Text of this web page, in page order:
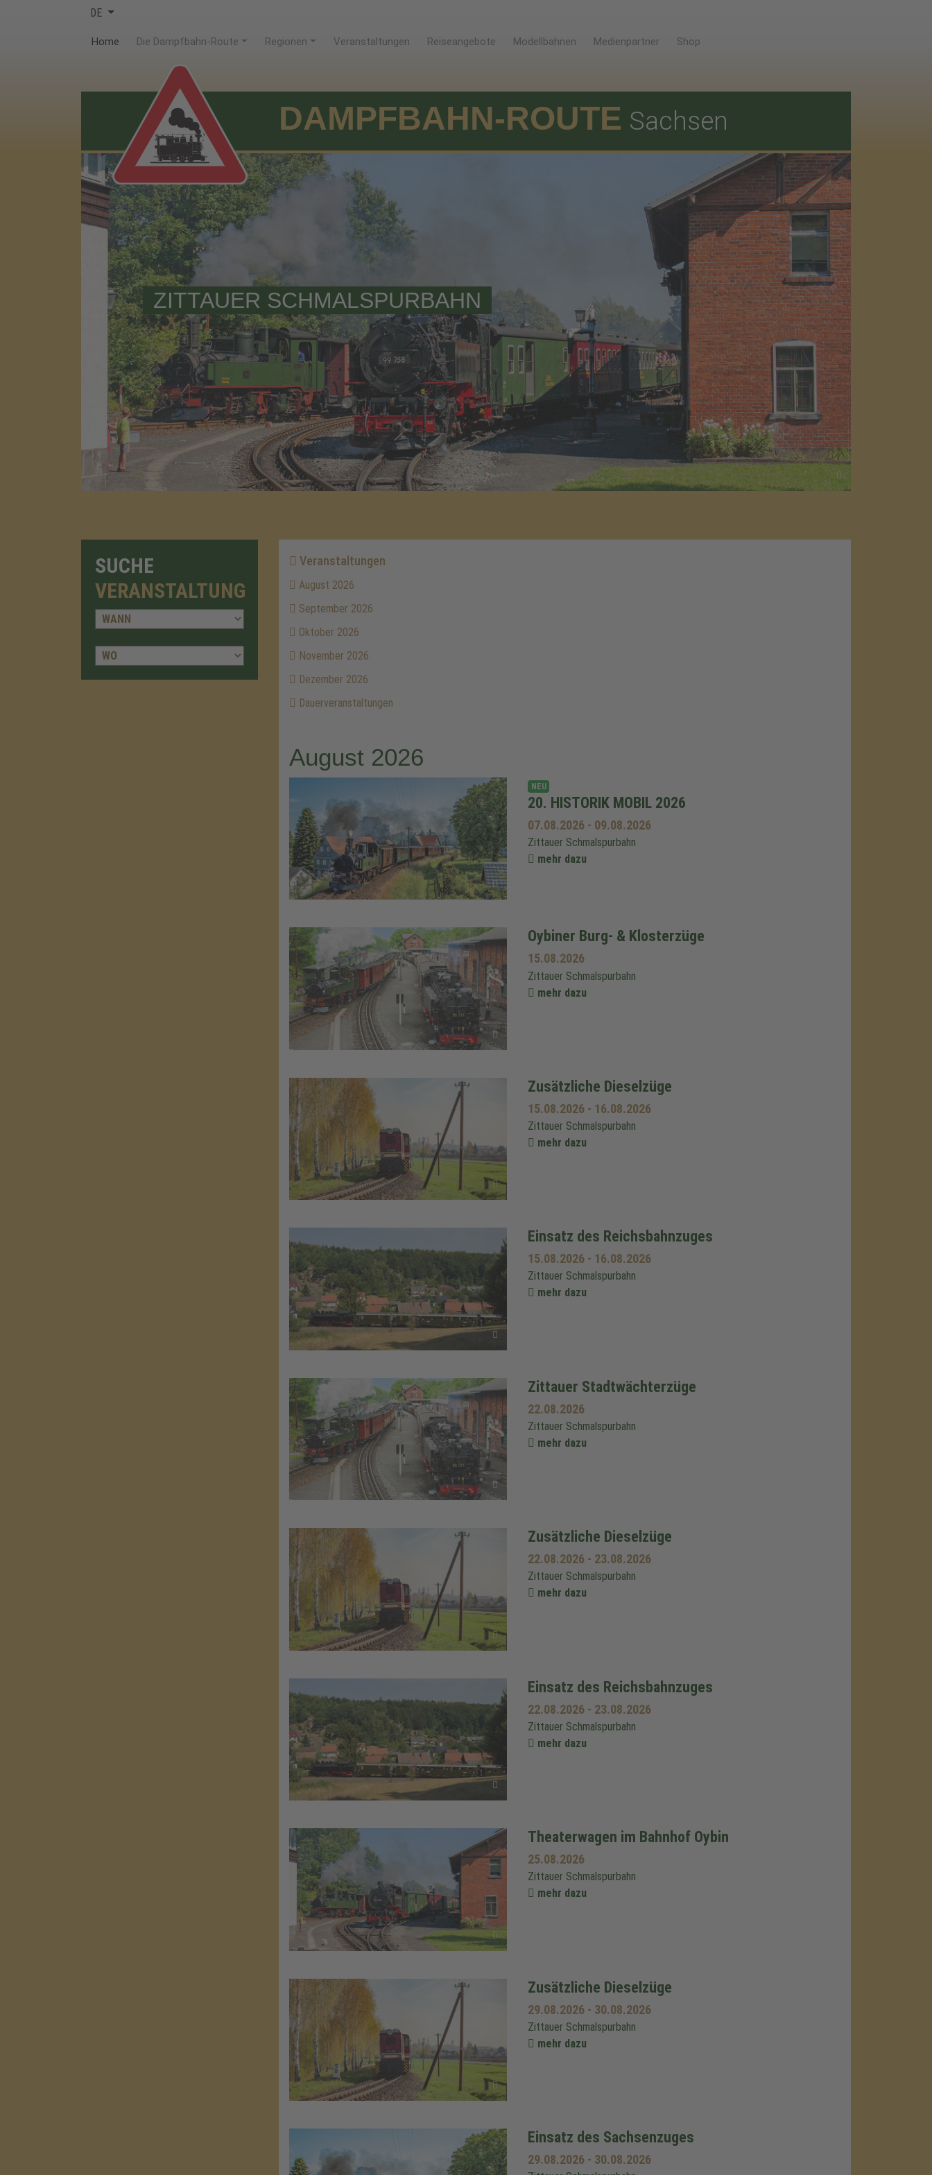
DE
Home (current)
Die Dampfbahn-Route Regionen Veranstaltungen Reiseangebote Modellbahnen Medienpartner Shop
DAMPFBAHN-ROUTE Sachsen
ZITTAUER SCHMALSPURBAHN
SUCHE
VERANSTALTUNG
Veranstaltungen
August 2026
September 2026
Oktober 2026
November 2026
Dezember 2026
Dauerveranstaltungen
August 2026
NEU
20. HISTORIK MOBIL 2026
07.08.2026- 09.08.2026
Zittauer Schmalspurbahn
mehr dazu
Oybiner Burg- & Klosterzüge
15.08.2026
Zittauer Schmalspurbahn
mehr dazu
Zusätzliche Dieselzüge
15.08.2026- 16.08.2026
Zittauer Schmalspurbahn
mehr dazu
Einsatz des Reichsbahnzuges
15.08.2026- 16.08.2026
Zittauer Schmalspurbahn
mehr dazu
Zittauer Stadtwächterzüge
22.08.2026
Zittauer Schmalspurbahn
mehr dazu
Zusätzliche Dieselzüge
22.08.2026- 23.08.2026
Zittauer Schmalspurbahn
mehr dazu
Einsatz des Reichsbahnzuges
22.08.2026- 23.08.2026
Zittauer Schmalspurbahn
mehr dazu
Theaterwagen im Bahnhof Oybin
25.08.2026
Zittauer Schmalspurbahn
mehr dazu
Zusätzliche Dieselzüge
29.08.2026- 30.08.2026
Zittauer Schmalspurbahn
mehr dazu
Einsatz des Sachsenzuges
29.08.2026- 30.08.2026